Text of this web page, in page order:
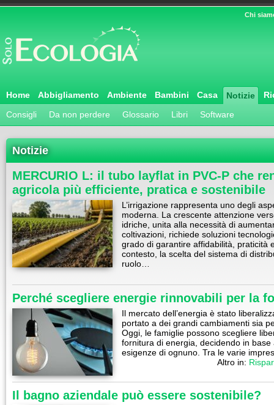
Chi
Home Abbigliamento Ambiente Bambini Casa Notizie
Consigli
Da non perdere Glossario Libri Software
Notizie
MERCURIO L: il tubo layflat in PVC-P che
agricola più efficiente, pratica e sostenibile
L’irrigazione rappresenta uno degli
moderna. La crescente attenzione
idriche, unita alla necessità di
coltivazioni, richiede soluzioni
grado di garantire affidabilità, praticità
contesto, la scelta del sistema di
ruolo…
Perché scegliere energie rinnovabili per la
Il mercato dell’energia è stato
portato a dei grandi cambiamenti sia
Oggi, le famiglie possono scegliere
fornitura di energia, decidendo in
esigenze di ognuno. Tra le varie
Altro in:
Il bagno aziendale può essere sostenibile?